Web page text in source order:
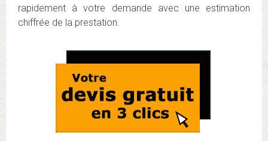
rapidement à votre demande avec une estimation
chiffrée de la prestation.